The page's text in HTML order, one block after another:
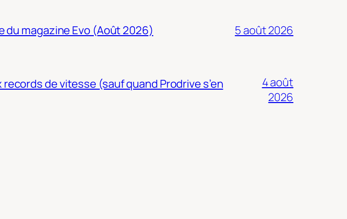
du magazine Evo (Août 2026) 5 août 2026
de vitesse (sauf quand Prodrive s’en
4 août
2026